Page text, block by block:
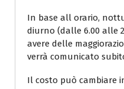
In base all orario,
diurno (dalle 6.00 alle
avere delle
verrà comunicato
Il costo può cambiare